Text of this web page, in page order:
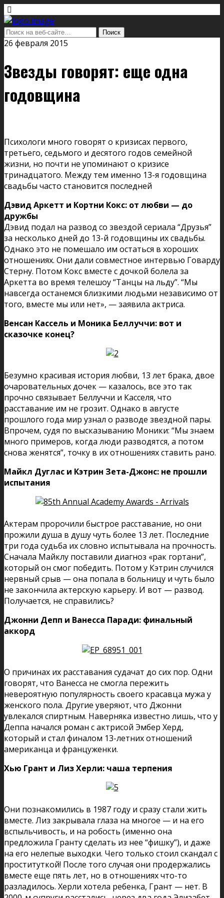
26 февраля 2015
Звезды говорят: еще одна
годовщина
Психологи много говорят о кризисах первого,
третьего, седьмого и десятого годов семейной
жизни, но почти не упоминают о кризисе
тринадцатого. Между тем именно 13-я годовщина
свадьбы часто становится последней
Дэвид Аркетт и Кортни Кокс: от любви — до
дружбы
Дэвид подал на развод со звездой сериала “Друзья”
за несколько дней до 13-й годовщины их свадьбы.
Однако это не помешало им остаться в хороших
отношениях. Они дали совместное интервью Говарду
Стерну. Потом Кокс вместе с дочкой болела за
Аркетта во время телешоу “Танцы на льду”. “Мы
навсегда останемся близкими людьми независимо от
того, вместе мы или нет», — заявила актриса.
Венсан Кассель и Моника Беллуччи: вот и
сказочке конец?
Безумно красивая история любви, 13 лет брака, двое
очаровательных дочек — казалось, все это так
прочно связывает Беллуччи и Касселя, что
расставание им не грозит. Однако в августе
прошлого года мир узнал о разводе звездной пары.
Впрочем, судя по высказыванию Моники: “Мы знаем
много примеров, когда люди разводятся, а потом
снова женятся”, точку в их отношениях ставить рано.
Майкл Дуглас и Кэтрин Зета-Джонс: не прошли
испытания
Актерам пророчили быстрое расставание, но они
прожили душа в душу чуть более 13 лет. Последние
три года судьба их словно испытывала на прочность.
Сначала Майклу поставили диагноз «рак гортани”,
который он смог победить. Потом у Кэтрин случился
нервный срыв — она попала в больницу и чуть было
не закончила актерскую карьеру. И вот — развод.
Получается, не справились?
Джонни Депп и Ванесса Паради: финальный
аккорд
О причинах их расставания судачат до сих пор. Одни
говорят, что Ванесса не смогла пережить
невероятную популярность своего красавца мужа у
женского пола. Другие уверяют, что Джонни
увлекался спиртным. Наверняка известно лишь, что у
Деппа начался роман с актрисой Эмбер Херд,
который и стал финалом 13-летних отношений
американца и француженки.
Хью Грант и Лиз Херли: чаша терпения
Они познакомились в 1987 году и сразу стали жить
вместе. Лиз закрывала глаза на многое — и на его
вспыльчивость, и на робость (именно она
предложила Гранту сделать из нее “фишку”), и даже
на его нелепые выходки. Чего только стоил скандал с
проституткой! После того случая они продержались
вместе еще пять лет, но в отношениях что-то
разладилось. Херли хотела ребенка, Грант — нет. В